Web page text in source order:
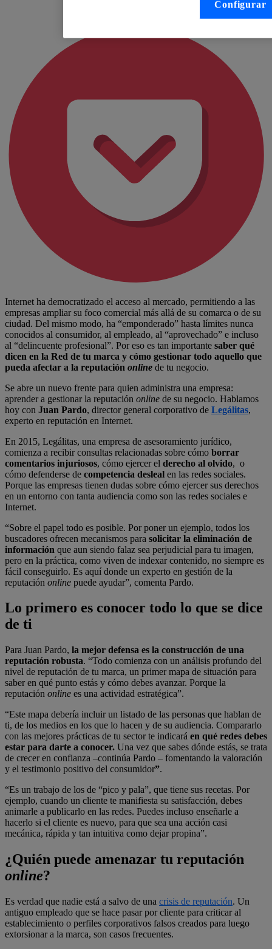
Internet ha democratizado el acceso al mercado, permitiendo a las
empresas ampliar su foco comercial más allá de su comarca o de su
ciudad. Del mismo modo, ha “emponderado” hasta límites nunca
conocidos al consumidor, al empleado, al “aprovechado” e incluso
al “delincuente profesional”. Por eso es tan importante saber qué
dicen en la Red de tu marca y cómo gestionar todo aquello que
pueda afectar a la reputación online de tu negocio.
Se abre un nuevo frente para quien administra una empresa:
aprender a gestionar la reputación online de su negocio. Hablamos
hoy con Juan Pardo, director general corporativo de Legálitas,
experto en reputación en Internet.
En 2015, Legálitas, una empresa de asesoramiento jurídico,
comienza a recibir consultas relacionadas sobre cómo borrar
comentarios injuriosos, cómo ejercer el derecho al olvido, o
cómo defenderse de competencia desleal en las redes sociales.
Porque las empresas tienen dudas sobre cómo ejercer sus derechos
en un entorno con tanta audiencia como son las redes sociales e
Internet.
“Sobre el papel todo es posible. Por poner un ejemplo, todos los
buscadores ofrecen mecanismos para solicitar la eliminación de
información que aun siendo falaz sea perjudicial para tu imagen,
pero en la práctica, como viven de indexar contenido, no siempre es
fácil conseguirlo. Es aquí donde un experto en gestión de la
reputación online puede ayudar”, comenta Pardo.
Lo primero es conocer todo lo que se dice
de ti
Para Juan Pardo, la mejor defensa es la construcción de una
reputación robusta. “Todo comienza con un análisis profundo del
nivel de reputación de tu marca, un primer mapa de situación para
saber en qué punto estás y cómo debes avanzar. Porque la
reputación online es una actividad estratégica”.
“Este mapa debería incluir un listado de las personas que hablan de
ti, de los medios en los que lo hacen y de su audiencia. Compararlo
con las mejores prácticas de tu sector te indicará en qué redes debes
estar para darte a conocer. Una vez que sabes dónde estás, se trata
de crecer en confianza –continúa Pardo – fomentando la valoración
y el testimonio positivo del consumidor”.
“Es un trabajo de los de “pico y pala”, que tiene sus recetas. Por
ejemplo, cuando un cliente te manifiesta su satisfacción, debes
animarle a publicarlo en las redes. Puedes incluso enseñarle a
hacerlo si el cliente es nuevo, para que sea una acción casi
mecánica, rápida y tan intuitiva como dejar propina”.
¿Quién puede amenazar tu reputación
online?
Es verdad que nadie está a salvo de una crisis de reputación. Un
antiguo empleado que se hace pasar por cliente para criticar al
establecimiento o perfiles corporativos falsos creados para luego
extorsionar a la marca, son casos frecuentes.
Configurar